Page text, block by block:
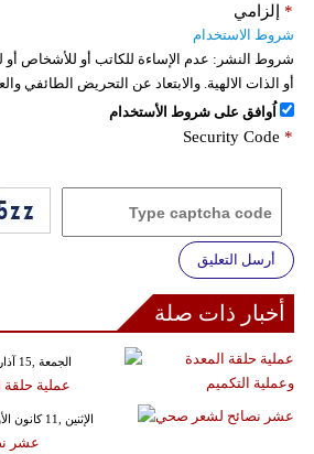
إلزامي *
شروط الاستخدام
شروط النشر: عدم الإساءة للكاتب أو للأشخاص أو
أو الذات الالهية. والابتعاد عن التحريض الطائفي
اُوافق على شروط الأستخدام
Security Code *
أرسل التعليق
أخبار ذات صلة
GMT 12:59 2019 الجمعة ,15 آذار/ مارس
عملية حلقة
GMT 08:28 2017 الإثنين ,11 كانون الأول / ديسمبر
عشر